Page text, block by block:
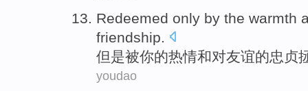
Redeemed only by the warmth
friendship
但是被你的热情和对友谊的忠贞
youdao